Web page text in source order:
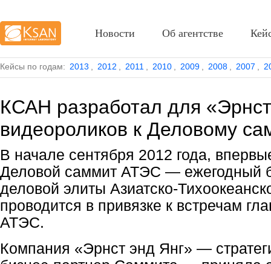
Кейсы по годам: 2013 2012 2011 2010 2009 2008 2007
КСАН разработал для
видеороликов к Деловому
В начале сентября 2012 года,
Деловой саммит АТЭС — ежегодный
деловой элиты Азиатско-
проводится в привязке к встречам
АТЭС.
Компания «Эрнст энд Янг» —
Новости Об агентстве